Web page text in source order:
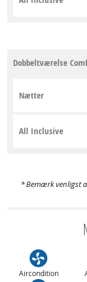
Dobbeltværelse
Nætter
All Inclusive
Bemærk venligst
Aircondition